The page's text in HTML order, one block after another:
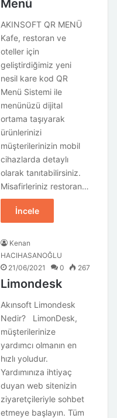
Menü
AKINSOFT QR MENÜ
Kafe, restoran ve
oteller için
geliştirdiğimiz yeni
nesil kare kod QR
Menü Sistemi ile
menünüzü dijital
ortama taşıyarak
ürünlerinizi
müşterilerinizin mobil
cihazlarda detaylı
olarak tanıtabilirsiniz.
Misafirleriniz restoran…
İncele
Kenan
HACIHASANOĞLU
21/06/2021
0 267
Limondesk
Akınsoft Limondesk
Nedir? LimonDesk,
müşterilerinize
yardımcı olmanın en
hızlı yoludur.
Yardımınıza ihtiyaç
duyan web sitenizin
ziyaretçileriyle sohbet
etmeye başlayın. Tüm